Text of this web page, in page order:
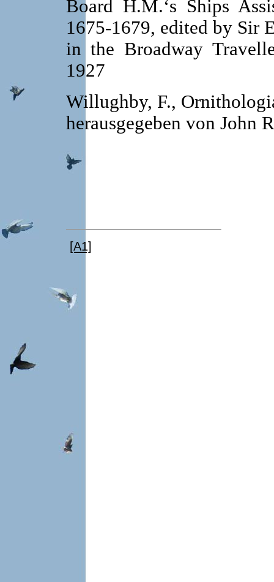
Board H.M.‘s Ships
1675-1679, edited by Sir
in the Broadway
1927
Willughby, F.,
herausgegeben von John
[A1]